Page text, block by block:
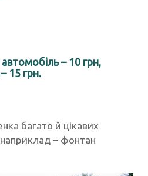
– 10 грн,
15 грн.
багато й цікавих
наприклад – фонтан